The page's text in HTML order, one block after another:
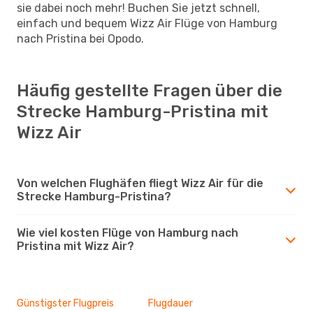
sie dabei noch mehr! Buchen Sie jetzt schnell,
einfach und bequem Wizz Air Flüge von Hamburg
nach Pristina bei Opodo.
Häufig gestellte Fragen über die
Strecke Hamburg-Pristina mit
Wizz Air
Von welchen Flughäfen fliegt Wizz Air für die
Strecke Hamburg-Pristina?
Wie viel kosten Flüge von Hamburg nach
Pristina mit Wizz Air?
Günstigster Flugpreis Flugdauer